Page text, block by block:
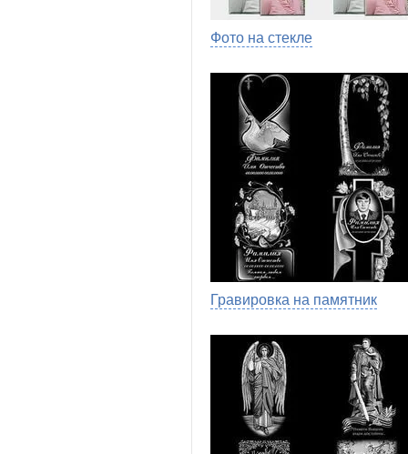
Фото на стекле
Гравировка на памятник